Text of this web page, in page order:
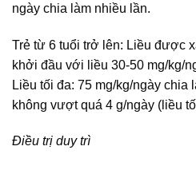
ngày chia làm nhiều lần.
Trẻ từ 6 tuổi trở lên: Liều được
khởi đầu với liều 30-50 mg/kg/
Liều tối đa: 75 mg/kg/ngày chia
không vượt quá 4 g/ngày (liều
Điều trị duy trì